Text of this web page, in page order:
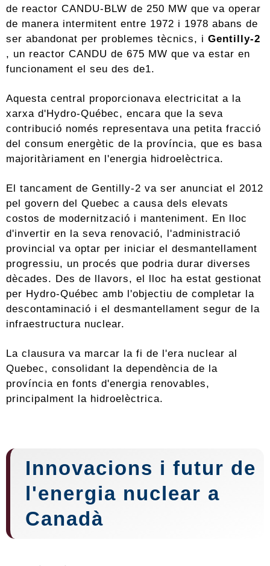
de reactor CANDU-BLW de 250 MW que va operar
de manera intermitent entre 1972 i 1978 abans de
ser abandonat per problemes tècnics, i Gentilly-2
, un reactor CANDU de 675 MW que va estar en
funcionament el seu des de1.
Aquesta central proporcionava electricitat a la
xarxa d'Hydro-Québec, encara que la seva
contribució només representava una petita fracció
del consum energètic de la província, que es basa
majoritàriament en l'energia hidroelèctrica.
El tancament de Gentilly-2 va ser anunciat el 2012
pel govern del Quebec a causa dels elevats
costos de modernització i manteniment. En lloc
d'invertir en la seva renovació, l'administració
provincial va optar per iniciar el desmantellament
progressiu, un procés que podria durar diverses
dècades. Des de llavors, el lloc ha estat gestionat
per Hydro-Québec amb l'objectiu de completar la
descontaminació i el desmantellament segur de la
infraestructura nuclear.
La clausura va marcar la fi de l'era nuclear al
Quebec, consolidant la dependència de la
província en fonts d'energia renovables,
principalment la hidroelèctrica.
Innovacions i futur de
l'energia nuclear a
Canadà